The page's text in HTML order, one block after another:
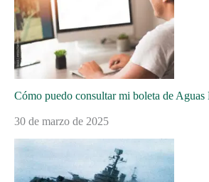
Cómo puedo consultar mi boleta de Aguas
30 de marzo de 2025